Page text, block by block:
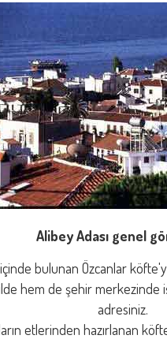
Alibey Adası genel
bulunan Özcanlar
hem de şehir merkezinde
adresiniz.
etlerinden hazırlanan